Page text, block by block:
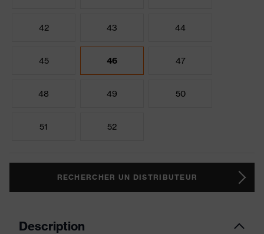
42 43 44
45 46 47
48 49 50
51 52
RECHERCHER UN DISTRIBUTEUR
Description